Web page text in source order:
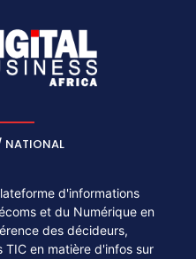
NATIONAL
d'informations
et du Numérique en
des décideurs,
en matière d'infos sur